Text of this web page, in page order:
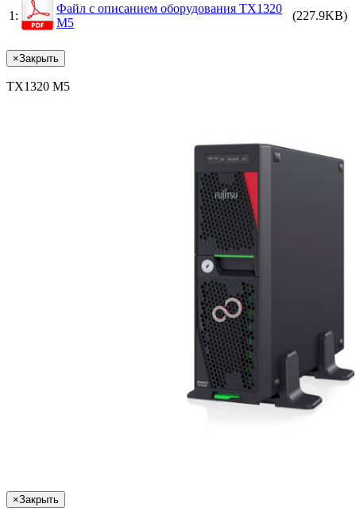
1:
Файл с описанием оборудования TX1320
M5
(227.9KB)
×Закрыть
TX1320 M5
×Закрыть